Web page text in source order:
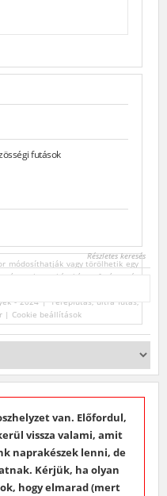
futások
módosíthatják vagy törölhetik egy
esetleges károkért a futónaptár
- 2024 | Terepfutás, ultra futás,
| Cookie beállítások
Részletes keresés
van. Előfordul,
vissza valami, amit
naprakészek lenni, de
Kérjük, ha olyan
hogy elmarad (mert